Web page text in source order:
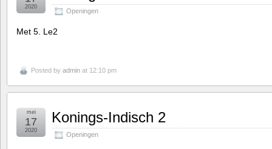
Openingen
2020
Met 5. Le2
Posted by admin at 12:10 pm
Konings-Indisch 2
Openingen
mei
17
2020